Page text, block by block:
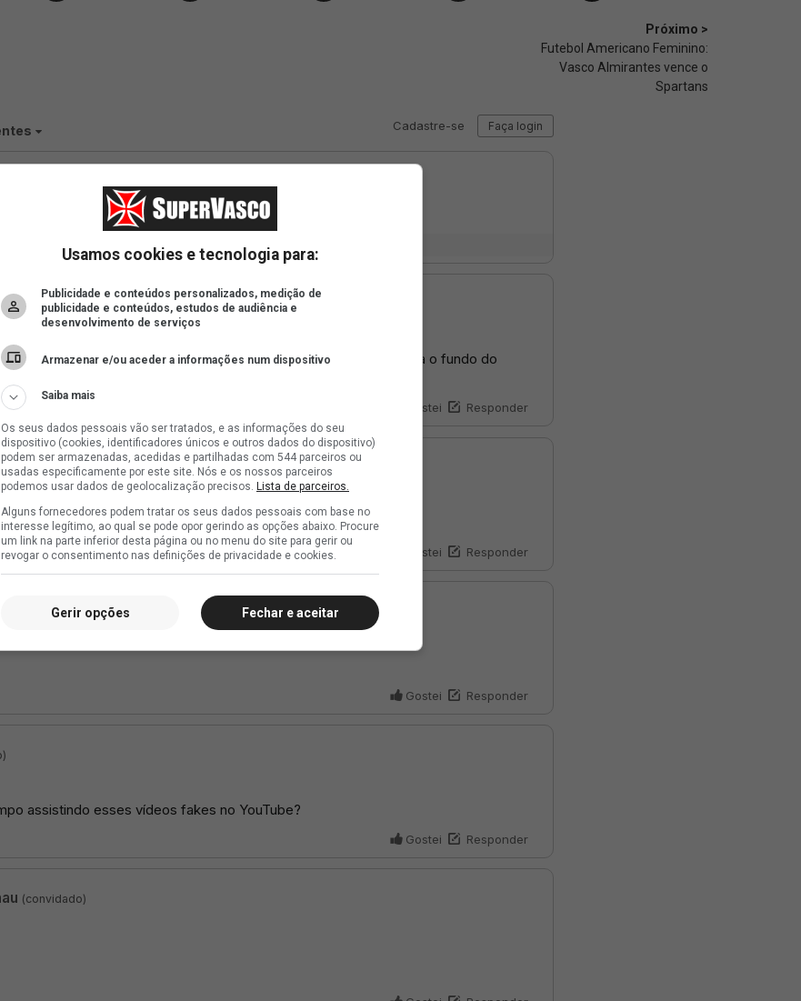
Próximo >
Futebol Americano Feminino:
Vasco Almirantes vence o
Spartans
Usamos cookies e tecnologia para:
Publicidade e conteúdos personalizados, medição de
publicidade e conteúdos, estudos de audiência e
desenvolvimento de serviços
Armazenar e/ou aceder a informações num dispositivo
Saiba mais
Os seus dados pessoais vão ser tratados, e as informações do seu
dispositivo (cookies, identificadores únicos e outros dados do dispositivo)
podem ser armazenadas, acedidas e partilhadas com 544 parceiros ou
usadas especificamente por este site. Nós e os nossos parceiros
podemos usar dados de geolocalização precisos. Lista de parceiros.
Alguns fornecedores podem tratar os seus dados pessoais com base no
interesse legítimo, ao qual se pode opor gerindo as opções abaixo. Procure
um link na parte inferior desta página ou no menu do site para gerir ou
revogar o consentimento nas definições de privacidade e cookies.
Fechar e aceitar
Gerir opções